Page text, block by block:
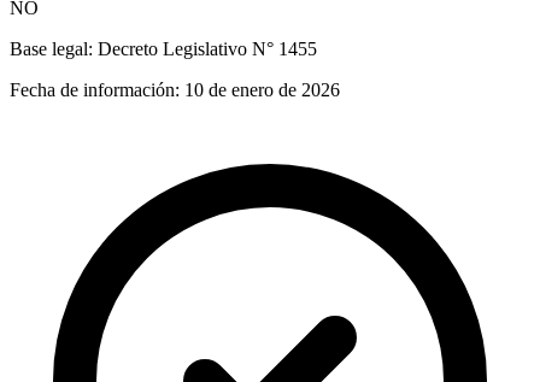
NO
Base legal: Decreto Legislativo N° 1455
Fecha de información: 10 de enero de 2026